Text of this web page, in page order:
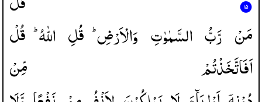
مَنْ رَّبُّ السَّمٰوٰتِ وَالْاَرْضِ ؕ قُلِ اللّٰهُ ؕ قُلْ
اَفَاتَّخَذْتُمْ
مِّنْ